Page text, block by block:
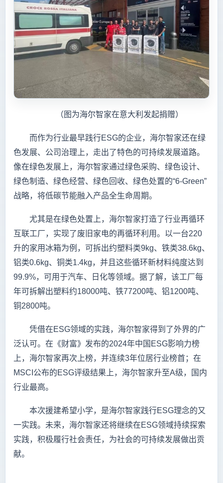
（图为海尔智家在意大利发起捐赠）
而作为行业最早践行ESG的企业，海尔智家还在绿
色发展、公司治理上，走出了特色的可持续发展道路。
像在绿色发展上，海尔智家通过绿色采购、绿色设计、
绿色制造、绿色经营、绿色回收、绿色处置的“6-Green”
战略，将低碳节能融入产品全生命周期。
尤其是在绿色处置上，海尔智家打造了行业再循环
互联工厂，实现了废旧家电的再循环利用。以一台220
升的家用冰箱为例，可拆出约塑料类9kg、铁类38.6kg、
铝类0.6kg、铜类1.4kg，并且这些循环新材料纯度达到
99.9%，可用于汽车、日化等领域。据了解，该工厂每
年可拆解出塑料约18000吨、铁77200吨、铝1200吨、
铜2800吨。
凭借在ESG领域的实践，海尔智家得到了外界的广
泛认可。在《财富》发布的2024年中国ESG影响力榜
上，海尔智家再次上榜，并连续3年位居行业榜首；在
MSCI公布的ESG评级结果上，海尔智家升至A级，国内
行业最高。
本次援建希望小学，是海尔智家践行ESG理念的又
一实践。未来，海尔智家还将继续在ESG领域持续探索
实践，积极履行社会责任，为社会的可持续发展做出贡
献。